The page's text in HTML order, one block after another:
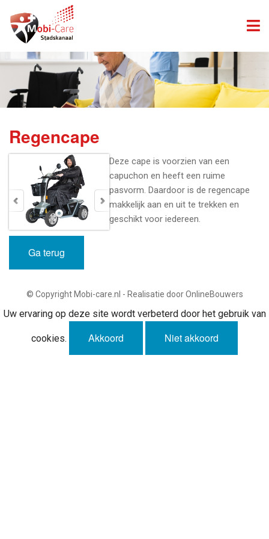
Regencape
Deze cape is voorzien van een
capuchon en heeft een ruime
pasvorm. Daardoor is de regencape
makkelijk aan en uit te trekken en
geschikt voor iedereen.
Ga terug
© Copyright Mobi-care.nl - Realisatie door OnlineBouwers
Uw ervaring op deze site wordt verbeterd door het gebruik van
cookies. Akkoord Niet akkoord